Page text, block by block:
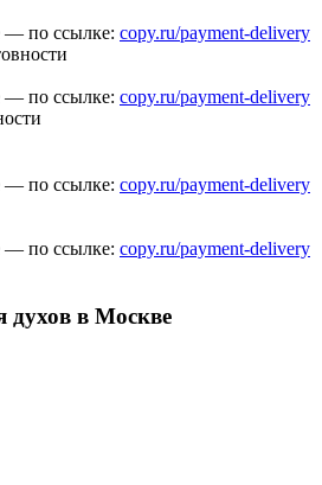
— по ссылке: copy.ru/payment-delivery
— по ссылке: copy.ru/payment-delivery
— по ссылке: copy.ru/payment-delivery
— по ссылке: copy.ru/payment-delivery
духов в Москве